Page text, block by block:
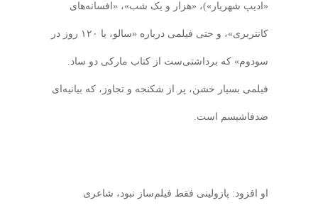
«ادیپ شهریار»)، «هزار و یک شب»، «افسانه‌های
کانتربری»، و حتی فیلمی درباره «سالو، یا ۱۲۰ روز در
سودوم» که برداشتی‌ست از کتاب مارکی دو ساد.
فیلمی بسیار خشن، پر از شکنجه و تجاوز، که بیانیه‌ای
ضدفاشیسم است.
او افزود: پازولینی فقط فیلم‌ساز نبود، شاعری